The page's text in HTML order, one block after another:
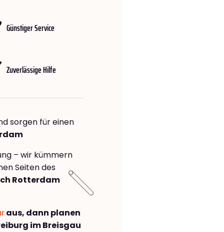
Günstiger Service
Zuverlässige Hilfe
sorgen für einen
– wir kümmern
Seiten des
Rotterdam
aus, dann planen
im Breisgau